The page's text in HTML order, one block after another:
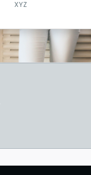
XYZ